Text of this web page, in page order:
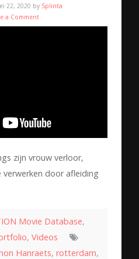
22, 2020 by Splinta
a Comment
zijn vrouw verloor,
door afleiding
Movie Database,
, Videos
Hanraets, rotterdam,